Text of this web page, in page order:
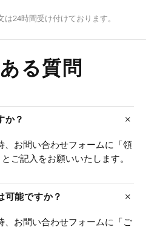
は24時間受け付けております。
る質問
か？
、お問い合わせフォームに「領
ご記入をお願いいたします。
可能ですか？
、お問い合わせフォームに「ご